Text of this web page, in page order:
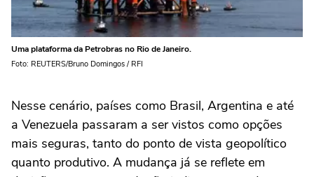
Uma plataforma da Petrobras no Rio de Janeiro.
Foto: REUTERS/Bruno Domingos / RFI
Nesse cenário, países como Brasil, Argentina e até
a Venezuela passaram a ser vistos como opções
mais seguras, tanto do ponto de vista geopolítico
quanto produtivo. A mudança já se reflete em